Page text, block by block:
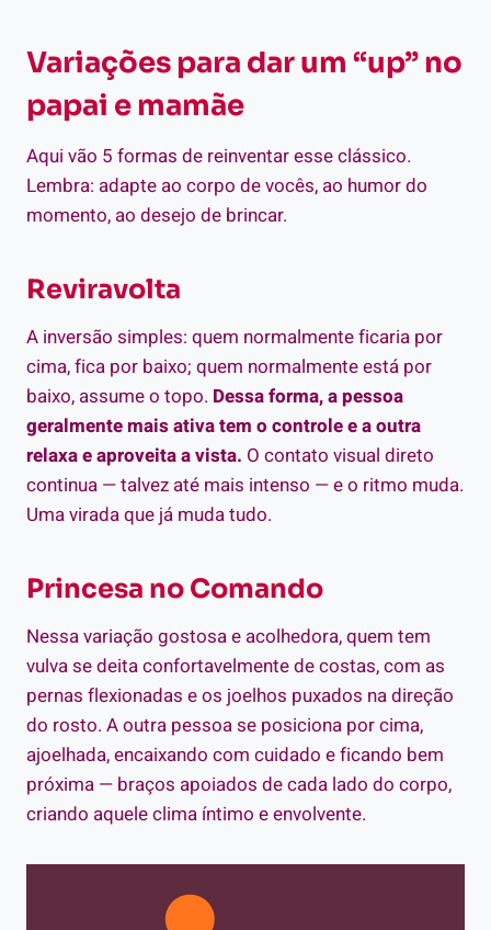
Variações para dar um “up” no
papai e mamãe
Aqui vão 5 formas de reinventar esse clássico.
Lembra: adapte ao corpo de vocês, ao humor do
momento, ao desejo de brincar.
Reviravolta
A inversão simples: quem normalmente ficaria por
cima, fica por baixo; quem normalmente está por
baixo, assume o topo. Dessa forma, a pessoa
geralmente mais ativa tem o controle e a outra
relaxa e aproveita a vista. O contato visual direto
continua — talvez até mais intenso — e o ritmo muda.
Uma virada que já muda tudo.
Princesa no Comando
Nessa variação gostosa e acolhedora, quem tem
vulva se deita confortavelmente de costas, com as
pernas flexionadas e os joelhos puxados na direção
do rosto. A outra pessoa se posiciona por cima,
ajoelhada, encaixando com cuidado e ficando bem
próxima — braços apoiados de cada lado do corpo,
criando aquele clima íntimo e envolvente.